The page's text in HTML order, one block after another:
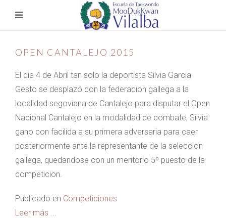
OPEN CANTALEJO 2015
El dia 4 de Abril tan solo la deportista Silvia Garcia
Gesto se desplazó con la federacion gallega a la
localidad segoviana de Cantalejo para disputar el Open
Nacional Cantalejo en la modalidad de combate, Silvia
gano con facilida a su primera adversaria para caer
posteriormente ante la representante de la seleccion
gallega, quedandose con un meritorio 5º puesto de la
competicion.
Publicado en Competiciones
Leer más ...